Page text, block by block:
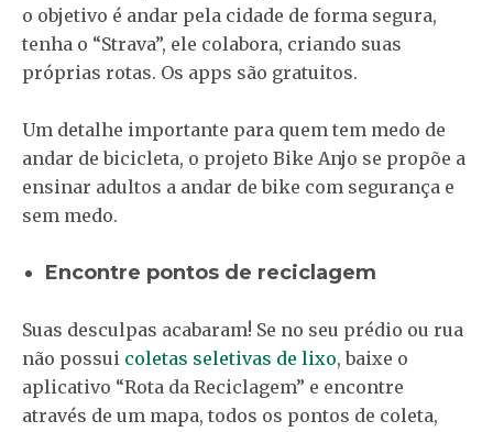
o objetivo é andar pela cidade de forma segura,
tenha o “Strava”, ele colabora, criando suas
próprias rotas. Os apps são gratuitos.
Um detalhe importante para quem tem medo de
andar de bicicleta, o projeto Bike Anjo se propõe a
ensinar adultos a andar de bike com segurança e
sem medo.
Encontre pontos de reciclagem
Suas desculpas acabaram! Se no seu prédio ou rua
não possui coletas seletivas de lixo, baixe o
aplicativo “Rota da Reciclagem” e encontre
através de um mapa, todos os pontos de coleta,